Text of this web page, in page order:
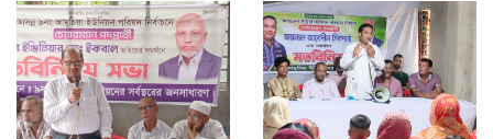
চট্টগ্রাম